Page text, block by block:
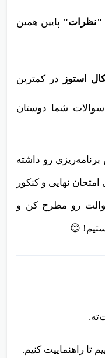
"نظرات" پایین همین
استوز در کمترین
شما دوستان
برنامه‌ریزی رو داشته
نهایی و کنکور
رو مطرح کن و
😊
تا راهنماییت کنیم.